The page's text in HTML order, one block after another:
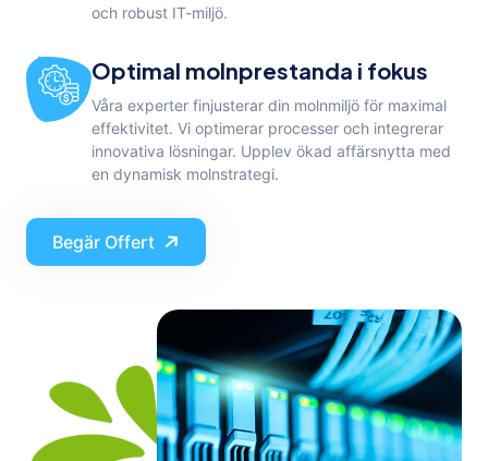
och robust IT-miljö.
Optimal molnprestanda i fokus
Våra experter finjusterar din molnmiljö för maximal
effektivitet. Vi optimerar processer och integrerar
innovativa lösningar. Upplev ökad affärsnytta med
en dynamisk molnstrategi.
Begär Offert